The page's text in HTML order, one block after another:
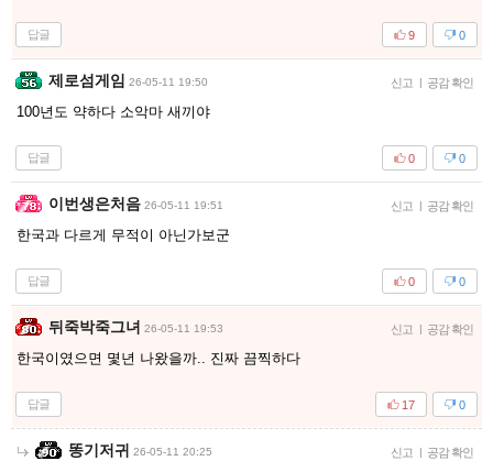
답글 0
9
제로섬게임 26-05-11 19:50 신고 공감 확인
100년도 약하다 소악마 새끼야
답글 0
0
이번생은처음 26-05-11 19:51 신고 공감 확인
한국과 다르게 무적이 아닌가보군
답글 0
0
뒤죽박죽그녀 26-05-11 19:53 신고 공감 확인
한국이였으면 몇년 나왔을까.. 진짜 끔찍하다
답글 0
17
똥기저귀 26-05-11 20:25 신고 공감 확인